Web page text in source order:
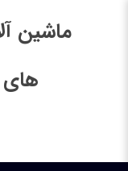
ماشین
های